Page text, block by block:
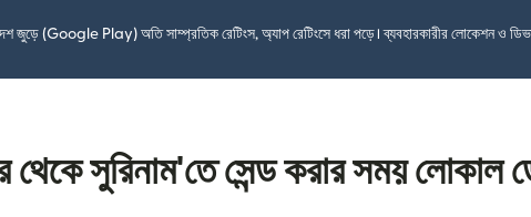
(Google Play) অতি সাম্প্রতিক রেটিংস, অ্যাপ রেটিংসে ধরা পড়ে। ব্যবহারকারীর লোকেশন ও
থেকে সুরিনাম'তে সেন্ড করার সময় লোকাল